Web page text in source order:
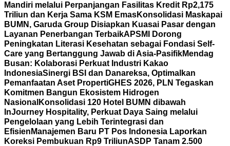
Mandiri melalui Perpanjangan Fasilitas Kredit Rp2,175
Triliun dan Kerja Sama KSM EmasKonsolidasi Maskapai
BUMN, Garuda Group Disiapkan Kuasai Pasar dengan
Layanan Penerbangan TerbaikAPSMI Dorong
Peningkatan Literasi Kesehatan sebagai Fondasi Self-
Care yang Bertanggung Jawab di Asia-PasifikMendag
Busan: Kolaborasi Perkuat Industri Kakao
IndonesiaSinergi BSI dan Danareksa, Optimalkan
Pemanfaatan Aset PropertiGHES 2026, PLN Tegaskan
Komitmen Bangun Ekosistem Hidrogen
Nasional Konsolidasi 120 Hotel BUMN dibawah
InJourney Hospitality, Perkuat Daya Saing melalui
Pengelolaan yang Lebih Terintegrasi dan
Efisien Manajemen Baru PT Pos Indonesia Laporkan
Koreksi Pembukuan Rp9 TriliunASDP Tanam 2.500